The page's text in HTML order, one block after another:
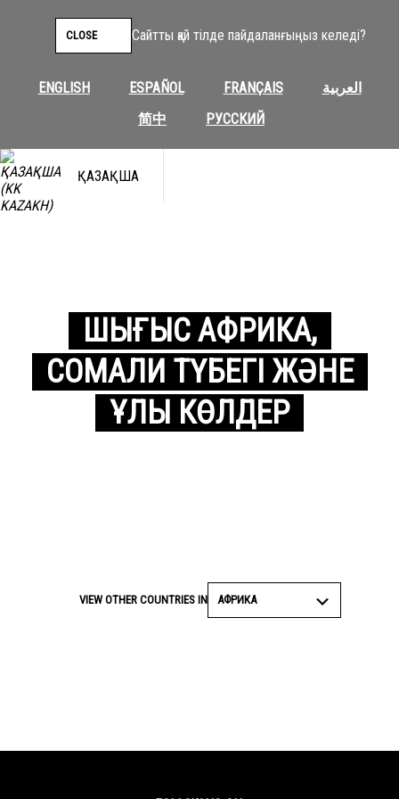
Сайтты қай тілде пайдаланғыңыз келеді?
ENGLISH ESPAÑOL FRANÇAIS
العربية
简中
РУССКИЙ
CLOSE
ҚАЗАҚША
ШЫҒЫС АФРИКА,
СОМАЛИ ТҮБЕГІ ЖӘНЕ
ҰЛЫ КӨЛДЕР
VIEW OTHER COUNTRIES IN АФРИКА